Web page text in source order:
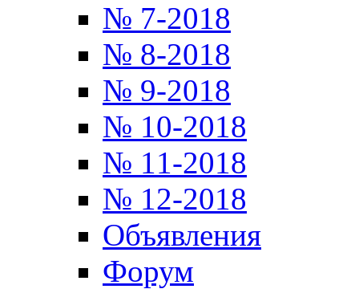
№ 7-2018
№ 8-2018
№ 9-2018
№ 10-2018
№ 11-2018
№ 12-2018
Объявления
Форум